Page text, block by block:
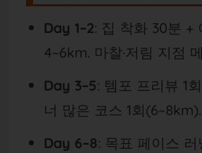
Day 1–2: 집 착화 30분 +
4~6km. 마찰·저림 지점
Day 3–5: 템포 프리뷰 1
너 많은 코스 1회(6~8km).
Day 6–8: 목표 페이스 러